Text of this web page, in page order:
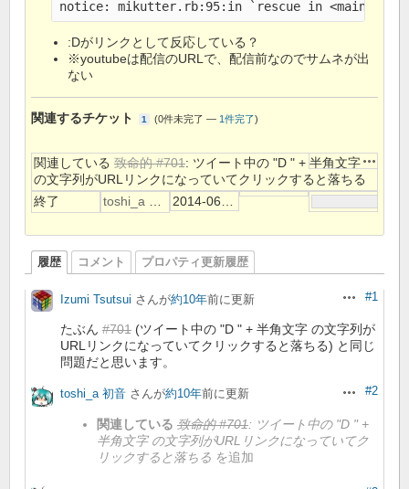
:Dがリンクとして反応している？
※youtubeは配信のURLで、配信前なのでサムネが出
ない
関連するチケット 1 (0件未完了 — 1件完了)
関連している 致命的 #701: ツイート中の "D " + 半角文字
の文字列がURLリンクになっていてクリックすると落ちる
終了
履歴 コメント プロパティ更新履歴
操作#1
Izumi Tsutsui さんが約10年前に更新
たぶん #701 (ツイート中の "D " + 半角文字 の文字列が
URLリンクになっていてクリックすると落ちる) と同じ
問題だと思います。
操作#2
toshi_a 初音 さんが約10年前に更新
関連している 致命的 #701: ツイート中の "D " +
半角文字 の文字列がURLリンクになっていてク
リックすると落ちる を追加